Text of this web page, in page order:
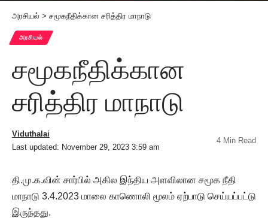
அரசியல் > சமூகநீதிக்கான சரித்திர மாநாடு
அரசியல்
சமூகநீதிக்கான
சரித்திர மாநாடு
Last updated: November 29, 2023 3:59 am
Viduthalai
4 Min Read
தி.மு.க.வின் சார்பில் அகில இந்திய அளவிலான சமூக நீதி
மாநாடு 3.4.2023 மாலை காணொலி மூலம் ஏற்பாடு செய்யப்பட்டு
இருந்தது.